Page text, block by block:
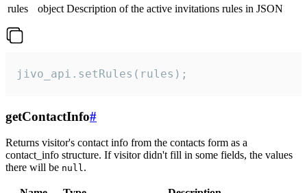
rules
object Description of the active invitations rules in JSON
jivo_api.setRules(rules);
getContactInfo#
Returns visitor's contact info from the contacts form as a
contact_info structure. If visitor didn't fill in some fields, the values
there will be null.